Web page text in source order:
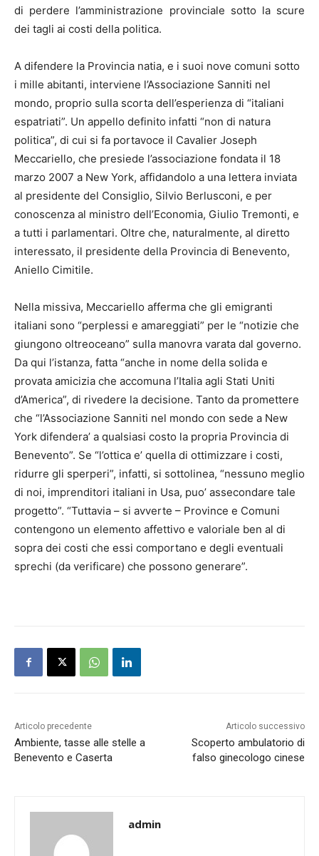
di perdere l’amministrazione provinciale sotto la scure
dei tagli ai costi della politica.
A difendere la Provincia natia, e i suoi nove comuni sotto
i mille abitanti, interviene l’Associazione Sanniti nel
mondo, proprio sulla scorta dell’esperienza di “italiani
espatriati”. Un appello definito infatti “non di natura
politica”, di cui si fa portavoce il Cavalier Joseph
Meccariello, che presiede l’associazione fondata il 18
marzo 2007 a New York, affidandolo a una lettera inviata
al presidente del Consiglio, Silvio Berlusconi, e per
conoscenza al ministro dell’Economia, Giulio Tremonti, e
a tutti i parlamentari. Oltre che, naturalmente, al diretto
interessato, il presidente della Provincia di Benevento,
Aniello Cimitile.
Nella missiva, Meccariello afferma che gli emigranti
italiani sono “perplessi e amareggiati” per le “notizie che
giungono oltreoceano” sulla manovra varata dal governo.
Da qui l’istanza, fatta “anche in nome della solida e
provata amicizia che accomuna l’Italia agli Stati Uniti
d’America”, di rivedere la decisione. Tanto da promettere
che “l’Associazione Sanniti nel mondo con sede a New
York difendera’ a qualsiasi costo la propria Provincia di
Benevento”. Se “l’ottica e’ quella di ottimizzare i costi,
ridurre gli sperperi”, infatti, si sottolinea, “nessuno meglio
di noi, imprenditori italiani in Usa, puo’ assecondare tale
progetto”. “Tuttavia – si avverte – Province e Comuni
contengono un elemento affettivo e valoriale ben al di
sopra dei costi che essi comportano e degli eventuali
sprechi (da verificare) che possono generare”.
Articolo precedente
Ambiente, tasse alle stelle a
Benevento e Caserta
Articolo successivo
Scoperto ambulatorio di
falso ginecologo cinese
admin